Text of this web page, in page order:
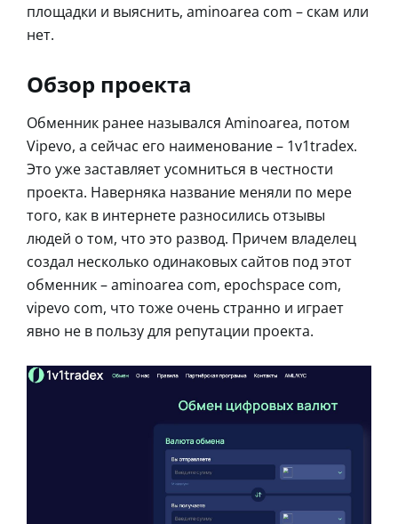
площадки и выяснить, aminoarea com – скам или
нет.
Обзор проекта
Обменник ранее назывался Aminoarea, потом
Vipevo, а сейчас его наименование – 1v1tradex.
Это уже заставляет усомниться в честности
проекта. Наверняка название меняли по мере
того, как в интернете разносились отзывы
людей о том, что это развод. Причем владелец
создал несколько одинаковых сайтов под этот
обменник – aminoarea com, epochspace com,
vipevo com, что тоже очень странно и играет
явно не в пользу для репутации проекта.